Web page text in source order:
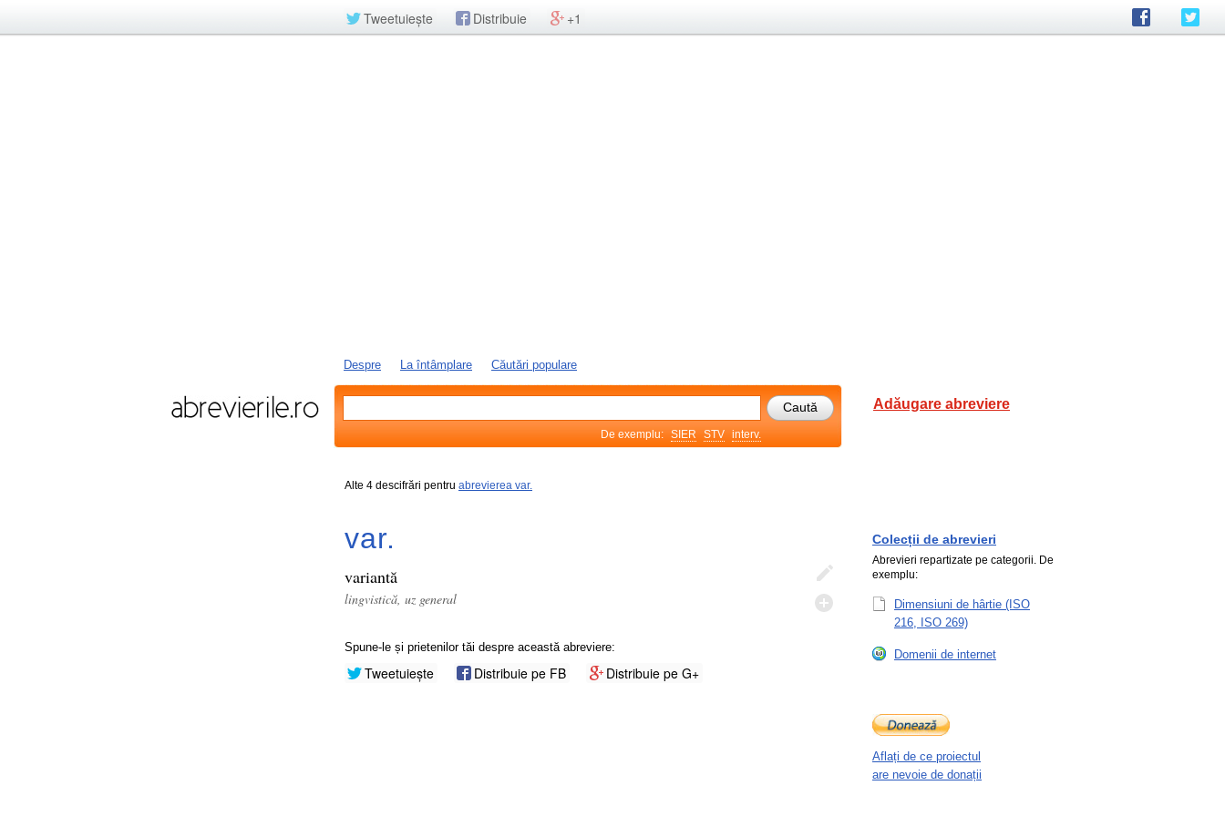
Tweetuiește Distribuie +1
Despre La întâmplare Căutări populare
De exemplu: SIER STV interv.
Adăugare abreviere
Alte 4 descifrări pentru abrevierea var.
var.
variantă
lingvistică, uz general
Spune-le și prietenilor tăi despre această abreviere:
Tweetuiește Distribuie pe FB Distribuie pe G+
Colecții de abrevieri
Abrevieri repartizate pe categorii. De
exemplu:
Dimensiuni de hârtie (ISO
216, ISO 269)
Domenii de internet
Aflați de ce proiectul
are nevoie de donații